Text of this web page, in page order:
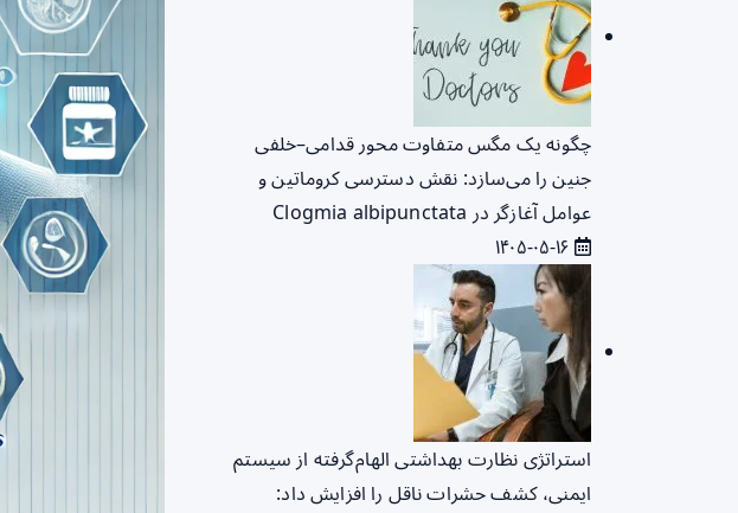
چگونه یک مگس متفاوت محور قدامی–خلفی
جنین را می‌سازد: نقش دسترسی کروماتین و
عوامل آغازگر در Clogmia albipunctata
استراتژی نظارت بهداشتی الهام‌گرفته از سیستم
ایمنی، کشف حشرات ناقل را افزایش داد: